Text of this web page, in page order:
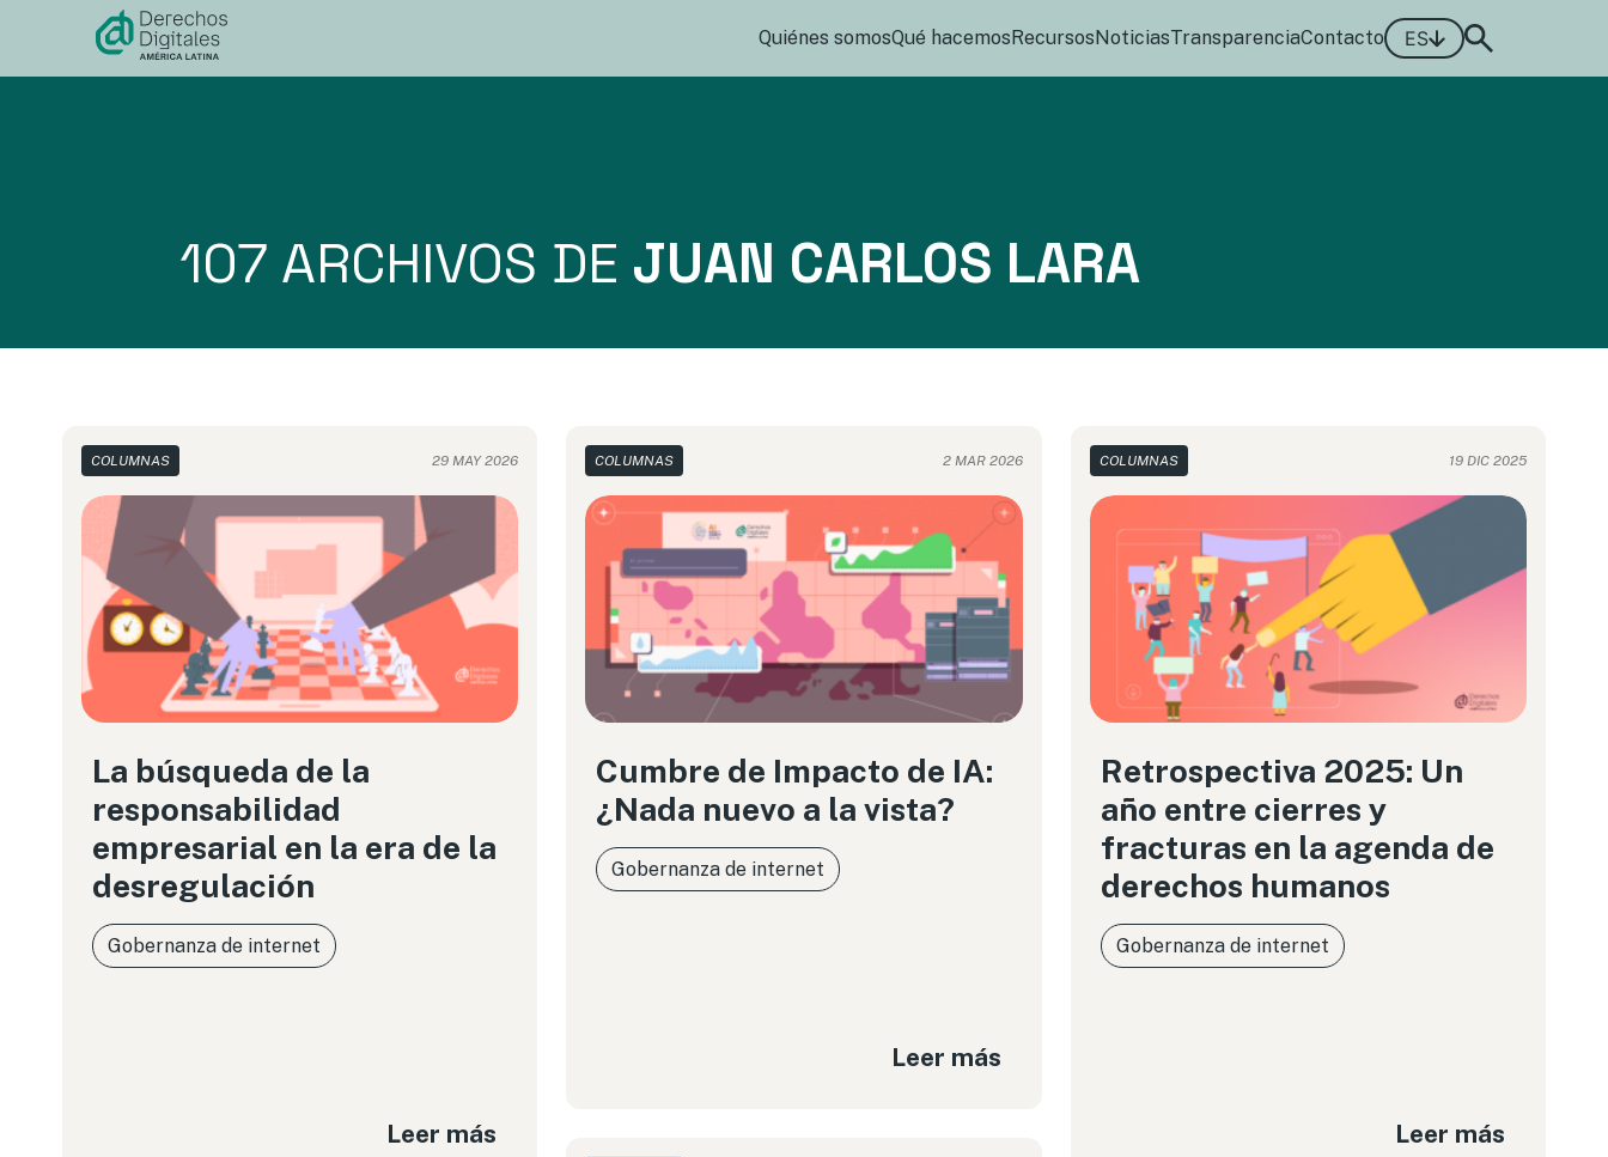
Quiénes somosQué hacemosRecursosNoticiasTransparenciaContacto ES
107 ARCHIVOS DE JUAN CARLOS LARA
COLUMNAS 29 MAY 2026
La búsqueda de la
responsabilidad
empresarial en la era de la
desregulación
Gobernanza de internet
Leer más
COLUMNAS 2 MAR 2026
Cumbre de Impacto de IA:
¿Nada nuevo a la vista?
Gobernanza de internet
Leer más
COLUMNAS 19 DIC 2025
Retrospectiva 2025: Un
año entre cierres y
fracturas en la agenda de
derechos humanos
Gobernanza de internet
Leer más